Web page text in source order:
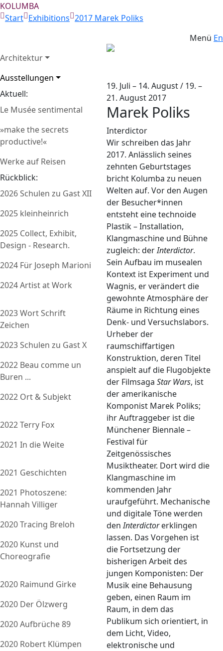
KOLUMBA
Start Exhibitions 2017 Marek Poliks
Menü En
Architektur
Ausstellungen
Aktuell:
Le Musée sentimental
»make the secrets
productive!«
Werke auf Reisen
Rückblick:
2026 Schulen zu Gast XII
2025 kleinheinrich
2025 Collect, Exhibit,
Design - Research.
2024 Für Joseph Marioni
2024 Artist at Work
2023 Wort Schrift
Zeichen
2023 Schulen zu Gast X
2022 Beau comme un
Buren ...
2022 Ort & Subjekt
2022 Terry Fox
2021 In die Weite
2021 Geschichten
2021 Photoszene:
Hannah Villiger
2020 Tracing Breloh
2020 Kunst und
Choreografie
2020 Raimund Girke
2020 Der Ölzwerg
2020 Aufbrüche 89
2020 Robert Klümpen
19. Juli – 14. August / 19. –
21. August 2017
Marek Poliks
Interdictor
Wir schreiben das Jahr
2017. Anlässlich seines
zehnten Geburtstages
bricht Kolumba zu neuen
Welten auf. Vor den Augen
der Besucher*innen
entsteht eine technoide
Plastik – Installation,
Klangmaschine und Bühne
zugleich: derInterdictor.
Sein Aufbau im musealen
Kontext ist Experiment und
Wagnis, er verändert die
gewohnte Atmosphäre der
Räume in Richtung eines
Denk- und Versuchslabors.
Urheber der
raumschiffartigen
Konstruktion, deren Titel
anspielt auf die Flugobjekte
der Filmsaga Star Wars, ist
der amerikanische
Komponist Marek Poliks;
ihr Auftraggeber ist die
Münchener Biennale –
Festival für
Zeitgenössisches
Musiktheater. Dort wird die
Klangmaschine im
kommenden Jahr
uraufgeführt. Mechanische
und digitale Töne werden
denInterdictorerklingen
lassen. Das Vorgehen ist
die Fortsetzung der
bisherigen Arbeit des
jungen Komponisten: Der
Musik eine Behausung
geben, einen Raum im
Raum, in dem das
Publikum sich orientiert, in
dem Licht, Video,
elektronische und